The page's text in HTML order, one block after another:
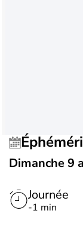
Dimanche 9
Journée
-1 min